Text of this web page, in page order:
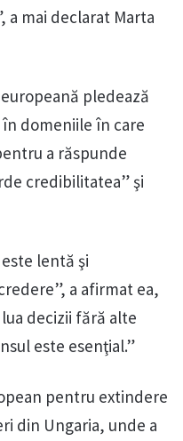
a mai declarat Marta
pledează
domeniile în care
a răspunde
credibilitatea” şi
lentă şi
a afirmat ea,
decizii fără alte
este esenţial.”
pentru extindere
din Ungaria, unde a